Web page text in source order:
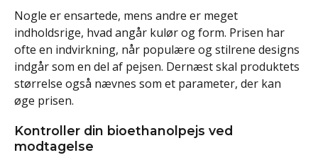
Nogle er ensartede, mens andre er meget
indholdsrige, hvad angår kulør og form. Prisen har
ofte en indvirkning, når populære og stilrene designs
indgår som en del af pejsen. Dernæst skal produktets
størrelse også nævnes som et parameter, der kan
øge prisen.
Kontroller din bioethanolpejs ved
modtagelse